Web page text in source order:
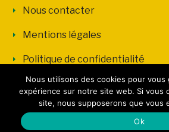
Nous contacter
Mentions légales
Politique de confidentialité
Copyright © AM Consommer Propre |
Nous utilisons des cookies pour vous
expérience sur notre site web. Si vous
site, nous supposerons que vous
Ok